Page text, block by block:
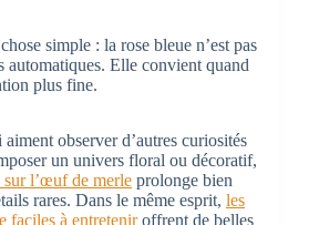
simple : la rose bleue n’est pas
automatiques. Elle convient quand
plus fine.
observer d’autres curiosités
un univers floral ou décoratif,
sur l’œuf de merle prolonge bien
rares. Dans le même esprit, les
faciles à entreteniroffrent de belles